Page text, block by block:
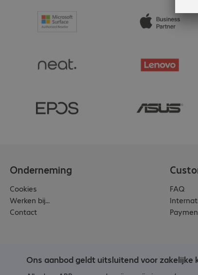
Onderneming
Cookies
Werken bij...
Contact
FAQ
Ons aanbod geldt uitsluitend voor zakelijke